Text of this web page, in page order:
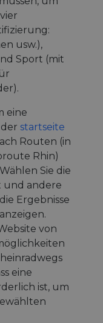
usw.),
Sport (mit
eine
startseite
Routen (in
Rhin)
Sie die
und andere
Ergebnisse
von
eine
ist, um